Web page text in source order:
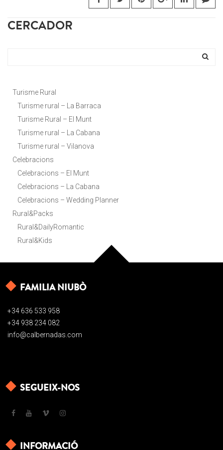
CERCADOR
Turisme Rural
Turisme rural – La Barraca
Turisme Rural – El Munt
Turisme rural – La Cabana
Turisme rural – Vilanova
Celebracions
Celebracions – El Munt
Celebracions – La Cabana
Celebracions – Wedding Planner
Rural&Packs
Rural&DailyRomantic
Rural&Kids
FAMILIA NIUBÒ
+34 636 533 958
+34 938 234 082
info@calbernadas.com
SEGUEIX-NOS
INFORMACIÓ